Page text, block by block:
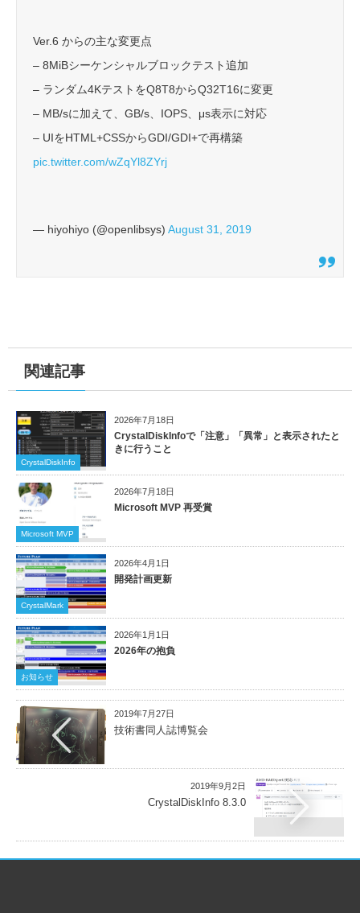
Ver.6 からの主な変更点
– 8MiBシーケンシャルブロックテスト追加
– ランダム4KテストをQ8T8からQ32T16に変更
– MB/sに加えて、GB/s、IOPS、μs表示に対応
– UIをHTML+CSSからGDI/GDI+で再構築
pic.twitter.com/wZqYl8ZYrj
— hiyohiyo (@openlibsys) August 31, 2019
関連記事
2026年7月18日
CrystalDiskInfo
CrystalDiskInfoで「注意」「異常」と表示されたと
きに行うこと
2026年7月18日
Microsoft MVP
Microsoft MVP 再受賞
2026年4月1日
CrystalMark
開発計画更新
2026年1月1日
お知らせ
2026年の抱負
2019年7月27日
技術書同人誌博覧会
2019年9月2日
CrystalDiskInfo 8.3.0